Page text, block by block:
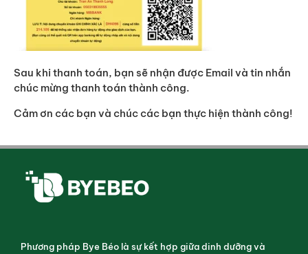
Sau khi thanh toán, bạn sẽ nhận được Email và tin nhắn
chúc mừng thanh toán thành công.
Cảm ơn các bạn và chúc các bạn thực hiện thành công!
Phương pháp Bye Béo là sự kết hợp giữa dinh dưỡng và